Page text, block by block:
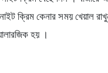
নাইট ক্রিম কেনার সময়
হয় ।